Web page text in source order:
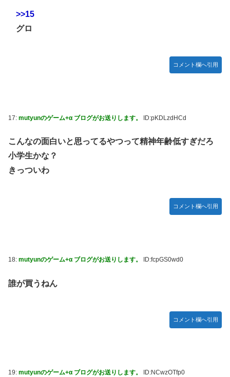
>>15
グロ
コメント欄へ引用
17: mutyunのゲーム+α ブログがお送りします。 ID:pKDLzdHCd
こんなの面白いと思ってるやつって精神年齢低すぎだろ
小学生かな？
きっついわ
コメント欄へ引用
18: mutyunのゲーム+α ブログがお送りします。 ID:fcpGS0wd0
誰が買うねん
コメント欄へ引用
19: mutyunのゲーム+α ブログがお送りします。 ID:NCwzOTfp0